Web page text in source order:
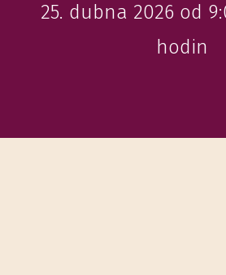
25. dubna 2026 od
hodin